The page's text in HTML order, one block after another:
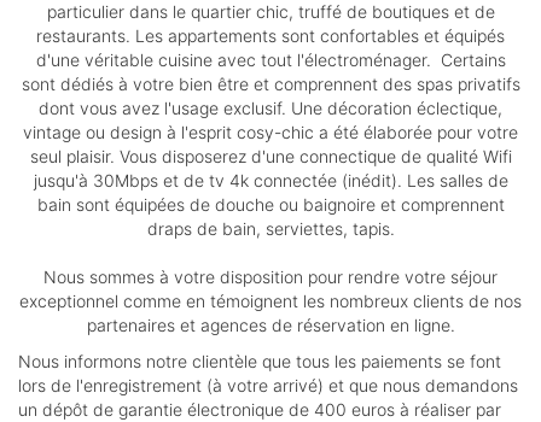
particulier dans le quartier chic, truffé de boutiques et de
restaurants. Les appartements sont confortables et équipés
d'une véritable cuisine avec tout l'électroménager. Certains
sont dédiés à votre bien être et comprennent des spas privatifs
dont vous avez l'usage exclusif. Une décoration éclectique,
vintage ou design à l'esprit cosy-chic a été élaborée pour votre
seul plaisir. Vous disposerez d'une connectique de qualité Wifi
jusqu'à 30Mbps et de tv 4k connectée (inédit). Les salles de
bain sont équipées de douche ou baignoire et comprennent
draps de bain, serviettes, tapis.
Nous sommes à votre disposition pour rendre votre séjour
exceptionnel comme en témoignent les nombreux clients de nos
partenaires et agences de réservation en ligne.
Nous informons notre clientèle que tous les paiements se font
lors de l'enregistrement (à votre arrivé) et que nous demandons
un dépôt de garantie électronique de 400 euros à réaliser par